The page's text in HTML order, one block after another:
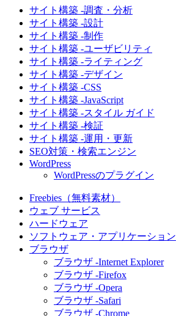
サイト構築 -調査・分析
サイト構築 -設計
サイト構築 -制作
サイト構築 -ユーザビリティ
サイト構築 -ライティング
サイト構築 -デザイン
サイト構築 -CSS
サイト構築 -JavaScript
サイト構築 -スタイル ガイド
サイト構築 -検証
サイト構築 -運用・更新
SEO対策・検索エンジン
WordPress
WordPressのプラグイン
Freebies（無料素材）
ウェブ サービス
ハードウェア
ソフトウェア・アプリケーション
ブラウザ
ブラウザ -Internet Explorer
ブラウザ -Firefox
ブラウザ -Opera
ブラウザ -Safari
ブラウザ -Chrome